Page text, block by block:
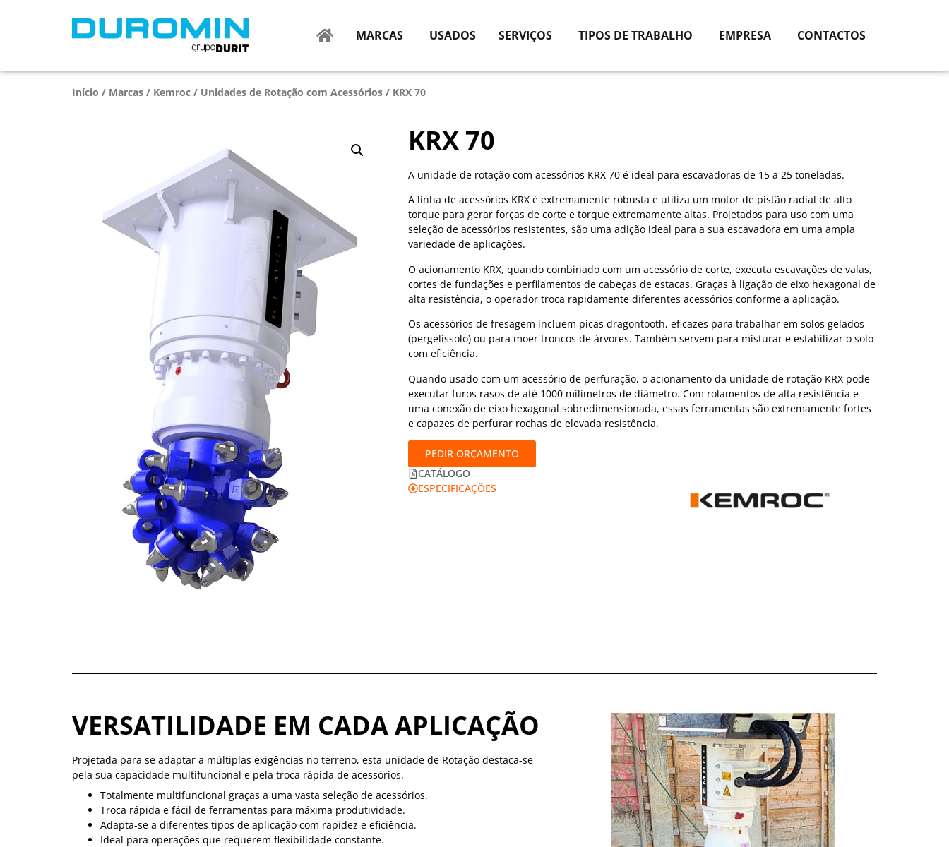
MARCAS USADOS SERVIÇOS TIPOS DE TRABALHO EMPRESA CONTACTOS
Início / Marcas / Kemroc / Unidades de Rotação com Acessórios / KRX 70
KRX 70
A unidade de rotação com acessórios KRX 70 é ideal para escavadoras de 15 a 25 toneladas.
A linha de acessórios KRX é extremamente robusta e utiliza um motor de pistão radial de alto
torque para gerar forças de corte e torque extremamente altas. Projetados para uso com uma
seleção de acessórios resistentes, são uma adição ideal para a sua escavadora em uma ampla
variedade de aplicações.
O acionamento KRX, quando combinado com um acessório de corte, executa escavações de valas,
cortes de fundações e perfilamentos de cabeças de estacas. Graças à ligação de eixo hexagonal de
alta resistência, o operador troca rapidamente diferentes acessórios conforme a aplicação.
Os acessórios de fresagem incluem picas dragontooth, eficazes para trabalhar em solos gelados
(pergelissolo) ou para moer troncos de árvores. Também servem para misturar e estabilizar o solo
com eficiência.
Quando usado com um acessório de perfuração, o acionamento da unidade de rotação KRX pode
executar furos rasos de até 1000 milímetros de diâmetro. Com rolamentos de alta resistência e
uma conexão de eixo hexagonal sobredimensionada, essas ferramentas são extremamente fortes
e capazes de perfurar rochas de elevada resistência.
PEDIR ORÇAMENTO
CATÁLOGO
ESPECIFICAÇÕES
VERSATILIDADE EM CADA APLICAÇÃO
Projetada para se adaptar a múltiplas exigências no terreno, esta unidade de Rotação destaca-se
pela sua capacidade multifuncional e pela troca rápida de acessórios.
Totalmente multifuncional graças a uma vasta seleção de acessórios.
Troca rápida e fácil de ferramentas para máxima produtividade.
Adapta-se a diferentes tipos de aplicação com rapidez e eficiência.
Ideal para operações que requerem flexibilidade constante.